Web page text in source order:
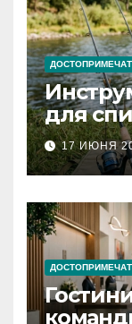
для
типы
17 ИЮНЯ